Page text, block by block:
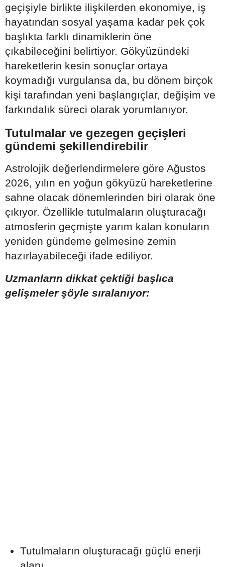
geçişiyle birlikte ilişkilerden ekonomiye, iş
hayatından sosyal yaşama kadar pek çok
başlıkta farklı dinamiklerin öne
çıkabileceğini belirtiyor. Gökyüzündeki
hareketlerin kesin sonuçlar ortaya
koymadığı vurgulansa da, bu dönem birçok
kişi tarafından yeni başlangıçlar, değişim ve
farkındalık süreci olarak yorumlanıyor.
Tutulmalar ve gezegen geçişleri
gündemi şekillendirebilir
Astrolojik değerlendirmelere göre Ağustos
2026, yılın en yoğun gökyüzü hareketlerine
sahne olacak dönemlerinden biri olarak öne
çıkıyor. Özellikle tutulmaların oluşturacağı
atmosferin geçmişte yarım kalan konuların
yeniden gündeme gelmesine zemin
hazırlayabileceği ifade ediliyor.
Uzmanların dikkat çektiği başlıca
gelişmeler şöyle sıralanıyor:
Tutulmaların oluşturacağı güçlü enerji